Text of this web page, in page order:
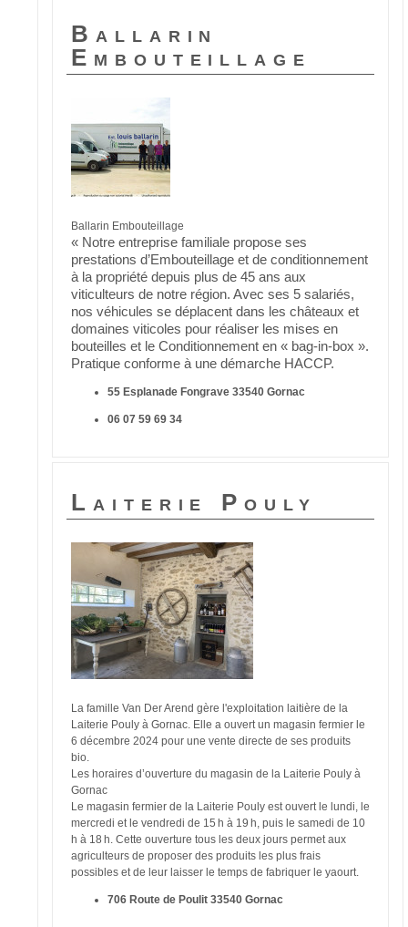
Ballarin
Embouteillage
Ballarin Embouteillage
« Notre entreprise familiale propose ses
prestations d’Embouteillage et de conditionnement
à la propriété depuis plus de 45 ans aux
viticulteurs de notre région. Avec ses 5 salariés,
nos véhicules se déplacent dans les châteaux et
domaines viticoles pour réaliser les mises en
bouteilles et le Conditionnement en « bag-in-box ».
Pratique conforme à une démarche HACCP.
55 Esplanade Fongrave 33540 Gornac
06 07 59 69 34
Laiterie Pouly
La famille Van Der Arend gère l'exploitation laitière de la
Laiterie Pouly à Gornac. Elle a ouvert un magasin fermier le
6 décembre 2024 pour une vente directe de ses produits
bio.
Les horaires d’ouverture du magasin de la Laiterie Pouly à
Gornac
Le magasin fermier de la Laiterie Pouly est ouvert le lundi, le
mercredi et le vendredi de 15 h à 19 h, puis le samedi de 10
h à 18 h. Cette ouverture tous les deux jours permet aux
agriculteurs de proposer des produits les plus frais
possibles et de leur laisser le temps de fabriquer le yaourt.
706 Route de Poulit 33540 Gornac